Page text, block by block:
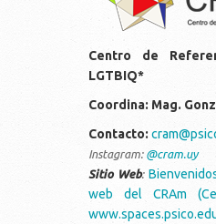
Centro de
LGTBIQ*
Coordina: Mag.
Contacto:
Instagram: @cram.uy
Sitio Web:
web del CRAm